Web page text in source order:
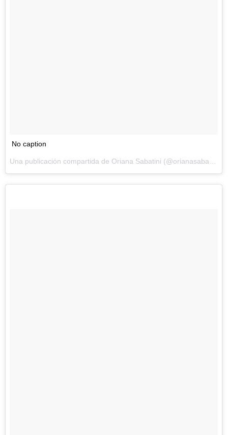
No caption
Una publicación compartida de Oriana Sabatini (@orianasabatini) el